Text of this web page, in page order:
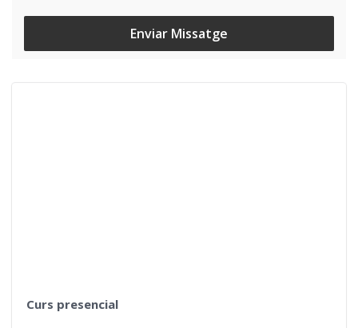
Enviar Missatge
Curs presencial